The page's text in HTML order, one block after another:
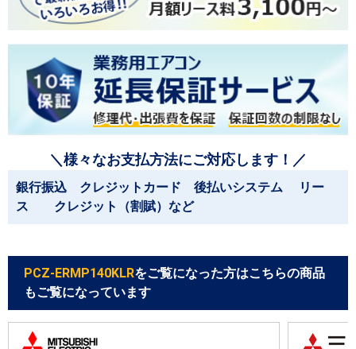
＼様々なお支払方法にご対応します！／
銀行振込 クレジットカード 後払いシステム リー
ス クレジット（割賦）など
PCZ-ERMP140KLRをご覧になった方はこちらの商品
もご覧になっています